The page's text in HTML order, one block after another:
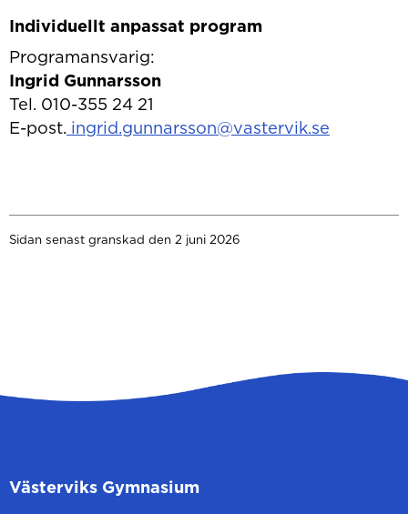
Individuellt anpassat program
Programansvarig:
Ingrid Gunnarsson
Tel. 010-355 24 21
E-post. ingrid.gunnarsson@vastervik.se
Sidan senast granskad den 2 juni 2026
Västerviks Gymnasium